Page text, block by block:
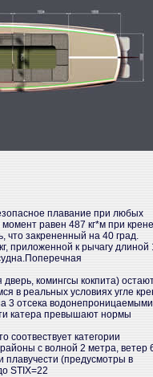
плавание при любых
равен 487 кг*м при крене
что закрененный на 40 град.
приложенной к рычагу длиной
дверь, комингсы кокпита)
в реальных условиях угле
3 отсека водонепроницаемыми
катера превышают нормы
соотвествует категории
с волной 2 метра, ветер
(предусмотры в
STIX=22